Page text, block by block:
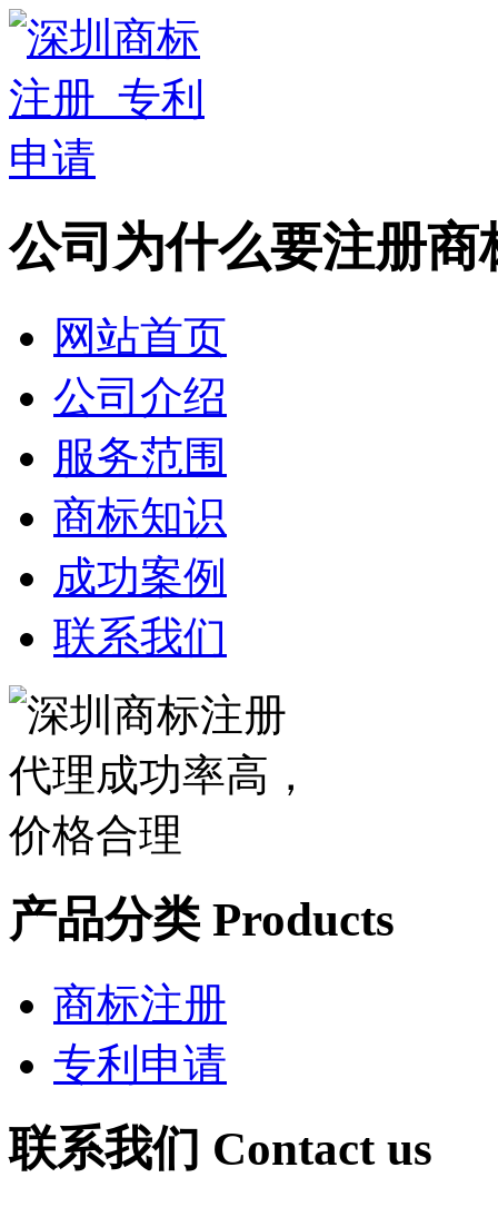
公司为什么要注册商
网站首页
公司介绍
服务范围
商标知识
成功案例
联系我们
产品分类Products
商标注册
专利申请
联系我们 Contact us